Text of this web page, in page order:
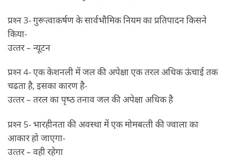
प्रश्‍न 3- गुरूत्‍वाकर्षण के सार्वभौमिक नियम का प्रतिपादन किसने
किया-
उत्‍तर – न्‍यूटन
प्रश्‍न 4- एक केशनली में जल की अपेक्षा एक तरल अधिक ऊंचाई तक
चढता है, इसका कारण है-
उत्‍तर – तरल का पृष्‍ठ तनाव जल की अपेक्षा अधिक है
प्रश्‍न 5- भारहीनता की अवस्‍था में एक मोमबत्‍ती की ज्‍वाला का
आकार हो जाएगा-
उत्‍तर – वही रहेगा